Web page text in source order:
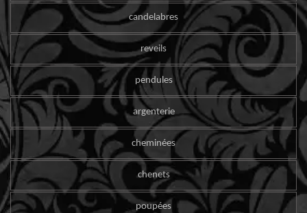
candelabres
reveils
pendules
argenterie
cheminées
chenets
poupées